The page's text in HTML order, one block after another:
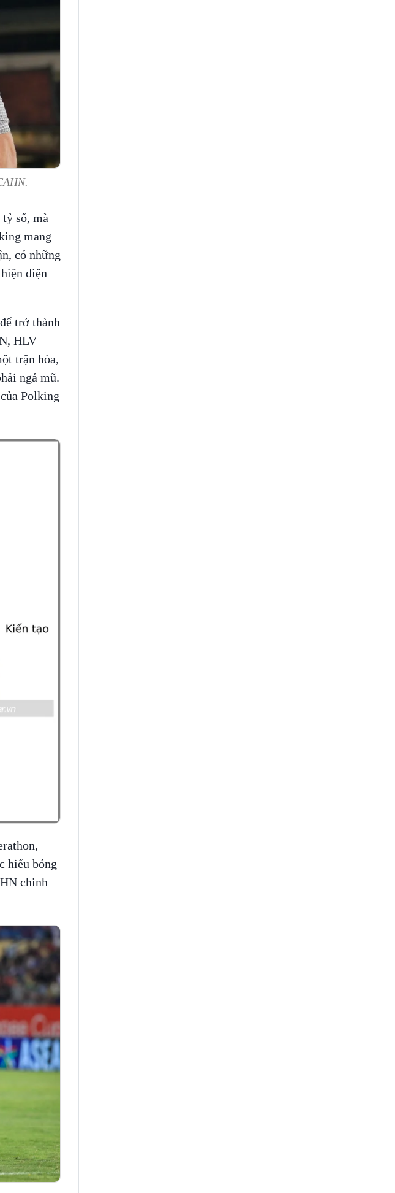
số, mà
mang
có những
diện
trở thành
HLV
trận hòa,
ngả mũ.
Polking
hiểu bóng
chinh